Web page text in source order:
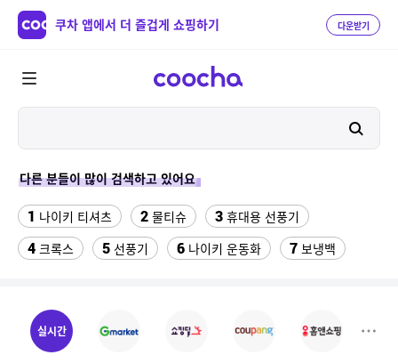
쿠차 앱에서 더 즐겁게 쇼핑하기 다운받기
다른 분들이 많이 검색하고 있어요
1 나이키 티셔츠 2 물티슈 3 휴대용 선풍기
4 크록스 5 선풍기 6 나이키 운동화 7 보냉백
11 수향미쌀10kg특등급
13 팔찌부자재
실시간